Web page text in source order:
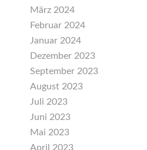
März 2024
Februar 2024
Januar 2024
Dezember 2023
September 2023
August 2023
Juli 2023
Juni 2023
Mai 2023
April 2023